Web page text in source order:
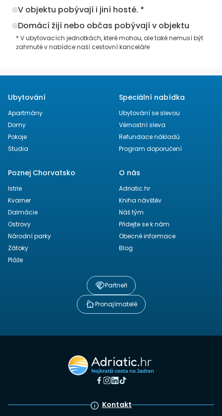
V objektu pobývají i jiní hosté. *
Domácí žijí nebo občas pobývají v objektu
* V ubytovacích jednotkách, které mohou, ale také nemusí být
zahrnuté v nabídce naší cestovní kanceláře
Ubytování
Apartmány
Domy
Pokoje
Studia
Speciální nabídka
Ubytování se slevou
Věrnostní sleva
Refundace nákladů
Program doporučení
Poznej Chorvatsko
Istrie
Kvarner
Dalmácie
Ostrovy
Národní parky
Zátoky
Pláže
O nás
Adriatic.hr
Kniha návštěv
Náš tým
Přidejte se k nám
Obecné informace
Blog
Partneři
Pronajímatelé
Kontakt